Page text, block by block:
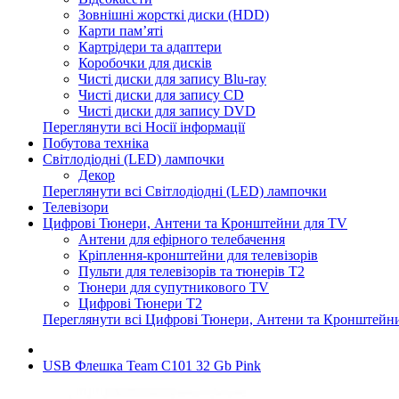
Зовнішні жорсткі диски (HDD)
Карти пам’яті
Картрідери та адаптери
Коробочки для дисків
Чисті диски для запису Blu-ray
Чисті диски для запису CD
Чисті диски для запису DVD
Переглянути всі Носії інформації
Побутова техніка
Світлодіодні (LED) лампочки
Декор
Переглянути всі Світлодіодні (LED) лампочки
Телевізори
Цифрові Тюнери, Антени та Кронштейни для TV
Антени для ефірного телебачення
Кріплення-кронштейни для телевізорів
Пульти для телевізорів та тюнерів T2
Тюнери для супутникового TV
Цифрові Тюнери T2
Переглянути всі Цифрові Тюнери, Антени та
USB Флешка Team C101 32 Gb Pink